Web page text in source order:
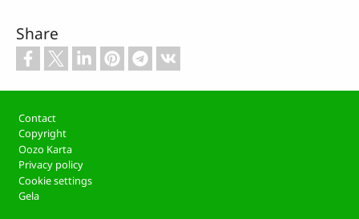
Share
Footer
Contact
Copyright
Oozo Karta
Privacy policy
Cookie settings
Gela